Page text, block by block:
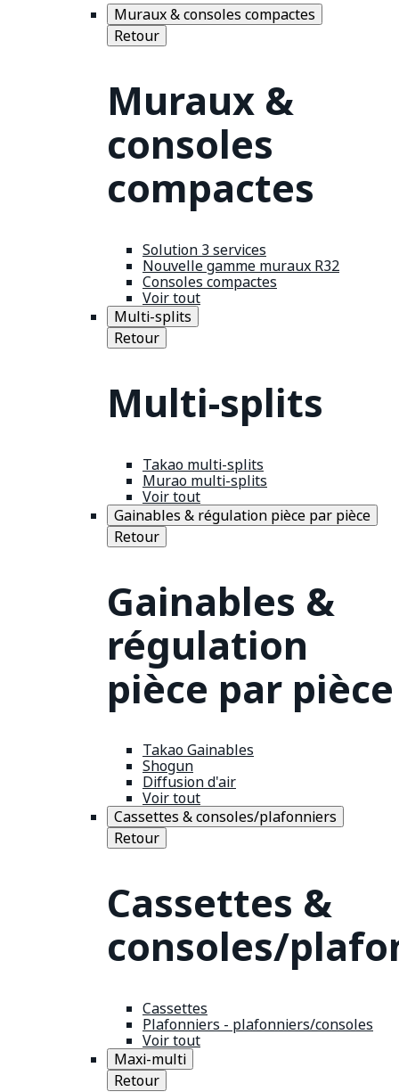
Muraux & consoles compactes
Retour
Muraux &
consoles
compactes
Solution 3 services
Nouvelle gamme muraux R32
Consoles compactes
Voir tout
Multi-splits
Retour
Multi-splits
Takao multi-splits
Murao multi-splits
Voir tout
Gainables & régulation pièce par pièce
Retour
Gainables &
régulation
pièce par pièce
Takao Gainables
Shogun
Diffusion d'air
Voir tout
Cassettes & consoles/plafonniers
Retour
Cassettes &
consoles/
Cassettes
Plafonniers - plafonniers/consoles
Voir tout
Maxi-multi
Retour